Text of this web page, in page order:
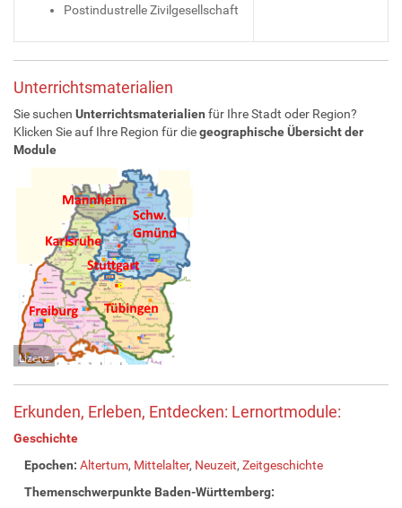
Postindustrelle Zivilgesellschaft
Unterrichtsmaterialien
Sie suchen Unterrichtsmaterialien für Ihre Stadt oder Region?
Klicken Sie auf Ihre Region für diegeographische Übersicht der
Module
Lizenz
Erkunden, Erleben, Entdecken: Lernortmodule:
Geschichte
Epochen: Altertum, Mittelalter, Neuzeit, Zeitgeschichte
Themenschwerpunkte Baden-Württemberg: